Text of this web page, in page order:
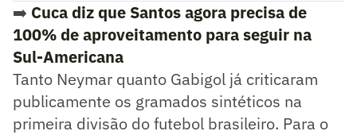
➡️ Cuca diz que Santos agora precisa de
100% de aproveitamento para seguir na
Sul-Americana
Tanto Neymar quanto Gabigol já criticaram
publicamente os gramados sintéticos na
primeira divisão do futebol brasileiro. Para o